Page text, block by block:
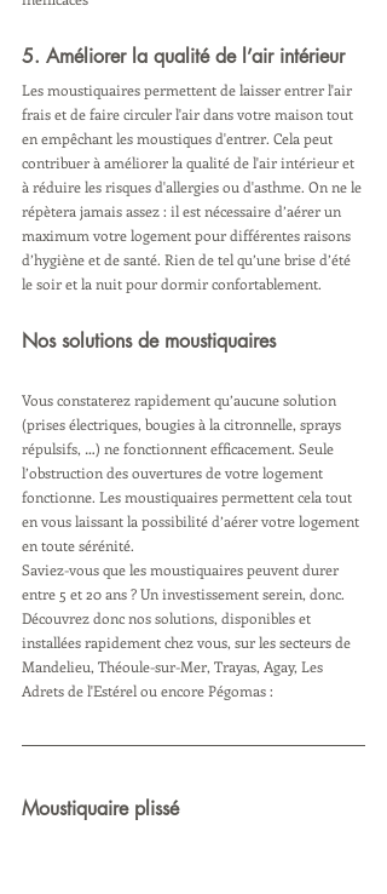
5. Améliorer la qualité de l’air intérieur
Les moustiquaires permettent de laisser entrer l'air
frais et de faire circuler l'air dans votre maison tout
en empêchant les moustiques d'entrer. Cela peut
contribuer à améliorer la qualité de l'air intérieur et
à réduire les risques d'allergies ou d'asthme. On ne le
répètera jamais assez : il est nécessaire d’aérer un
maximum votre logement pour différentes raisons
d’hygiène et de santé. Rien de tel qu’une brise d’été
le soir et la nuit pour dormir confortablement.
Nos solutions de moustiquaires
Vous constaterez rapidement qu’aucune solution
(prises électriques, bougies à la citronnelle, sprays
répulsifs, …) ne fonctionnent efficacement. Seule
l’obstruction des ouvertures de votre logement
fonctionne. Les moustiquaires permettent cela tout
en vous laissant la possibilité d’aérer votre logement
en toute sérénité.
Saviez-vous que les moustiquaires peuvent durer
entre 5 et 20 ans ? Un investissement serein, donc.
Découvrez donc nos solutions, disponibles et
installées rapidement chez vous, sur les secteurs de
Mandelieu, Théoule-sur-Mer, Trayas, Agay, Les
Adrets de l'Estérel ou encore Pégomas :
Moustiquaire plissé